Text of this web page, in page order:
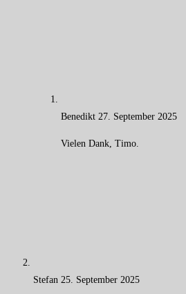
Benedikt 27. September 2025
Vielen Dank, Timo.
Stefan 25. September 2025